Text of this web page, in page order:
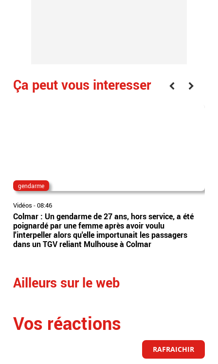
Ça peut vous interesser
gendarme
Vidéos -08:46
Colmar : Un gendarme de 27 ans, hors service, a été
poignardé par une femme après avoir voulu
l'interpeller alors qu'elle importunait les passagers
dans un TGV reliant Mulhouse à Colmar
Ailleurs sur le web
Vos réactions
RAFRAICHIR